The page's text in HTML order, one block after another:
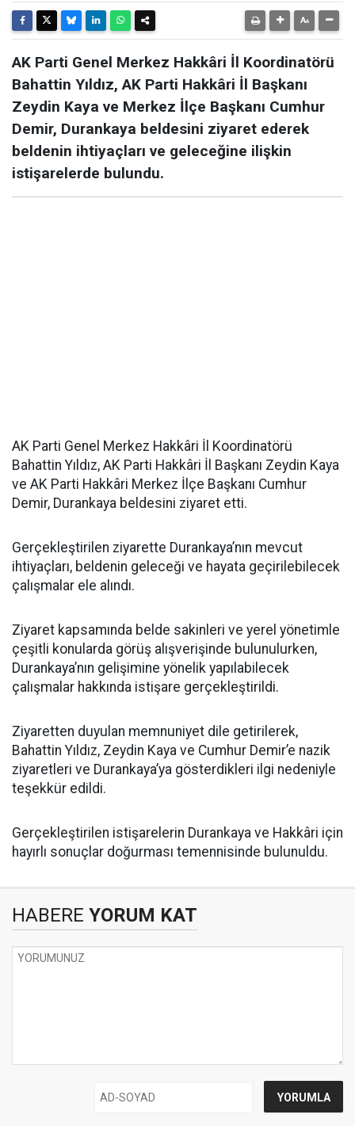
AK Parti Genel Merkez Hakkâri İl Koordinatörü
Bahattin Yıldız, AK Parti Hakkâri İl Başkanı
Zeydin Kaya ve Merkez İlçe Başkanı Cumhur
Demir, Durankaya beldesini ziyaret ederek
beldenin ihtiyaçları ve geleceğine ilişkin
istişarelerde bulundu.
AK Parti Genel Merkez Hakkâri İl Koordinatörü
Bahattin Yıldız, AK Parti Hakkâri İl Başkanı Zeydin Kaya
ve AK Parti Hakkâri Merkez İlçe Başkanı Cumhur
Demir, Durankaya beldesini ziyaret etti.
Gerçekleştirilen ziyarette Durankaya’nın mevcut
ihtiyaçları, beldenin geleceği ve hayata geçirilebilecek
çalışmalar ele alındı.
Ziyaret kapsamında belde sakinleri ve yerel yönetimle
çeşitli konularda görüş alışverişinde bulunulurken,
Durankaya’nın gelişimine yönelik yapılabilecek
çalışmalar hakkında istişare gerçekleştirildi.
Ziyaretten duyulan memnuniyet dile getirilerek,
Bahattin Yıldız, Zeydin Kaya ve Cumhur Demir’e nazik
ziyaretleri ve Durankaya’ya gösterdikleri ilgi nedeniyle
teşekkür edildi.
Gerçekleştirilen istişarelerin Durankaya ve Hakkâri için
hayırlı sonuçlar doğurması temennisinde bulunuldu.
HABERE YORUM KAT